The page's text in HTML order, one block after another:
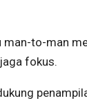
to-man
fokus.